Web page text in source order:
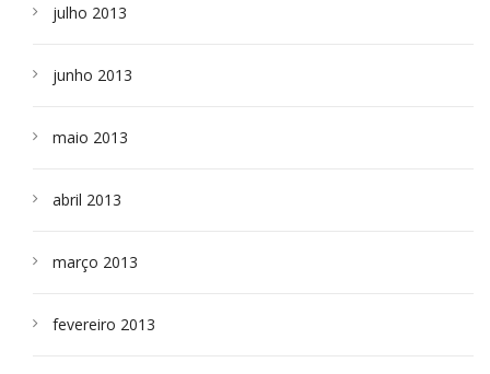
julho 2013
junho 2013
maio 2013
abril 2013
março 2013
fevereiro 2013